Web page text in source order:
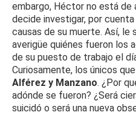
embargo, Héctor no está de
decide investigar, por
causas de su muerte. Así, le
averigüe quiénes fueron los
de su puesto de trabajo el
Curiosamente, los únicos
Alférez y Manzano. ¿Por
adónde se fueron? ¿Será
suicidó o será una nueva